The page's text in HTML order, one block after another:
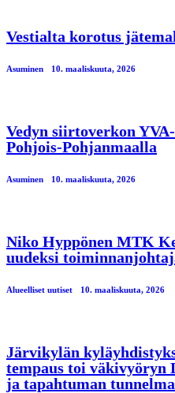
Vestialta korotus
Asuminen 10. maaliskuuta, 2026
Vedyn siirtoverkon
Pohjois-Pohjanmaalla
Asuminen 10. maaliskuuta, 2026
Niko Hyppönen MTK
uudeksi
Alueelliset uutiset 10. maaliskuuta, 2026
Järvikylän
tempaus toi väkivyöryn
ja tapahtuman